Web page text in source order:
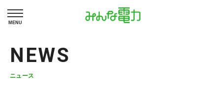
MENU
NEWS
ニュース